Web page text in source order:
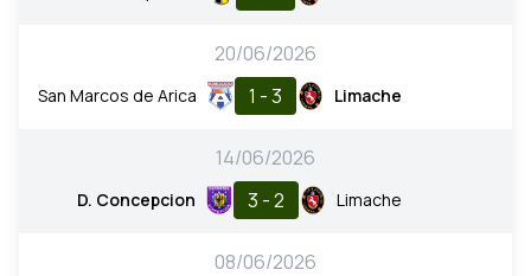
20/06/2026
San Marcos de Arica 1 - 3 Limache
14/06/2026
D. Concepcion 3 - 2 Limache
08/06/2026